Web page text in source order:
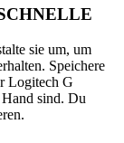
sie um, um
Speichere
Logitech G
sind. Du